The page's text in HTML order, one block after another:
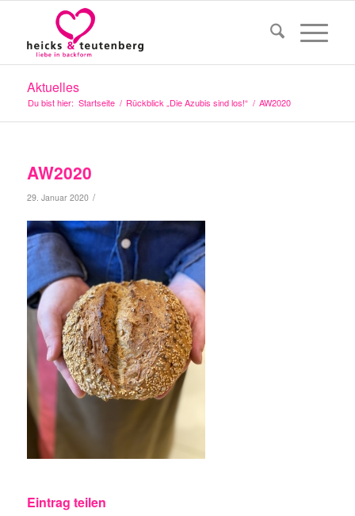
Aktuelles
Du bist hier: Startseite / Rückblick „Die Azubis sind los!“ / AW2020
AW2020
29. Januar 2020 /
Eintrag teilen